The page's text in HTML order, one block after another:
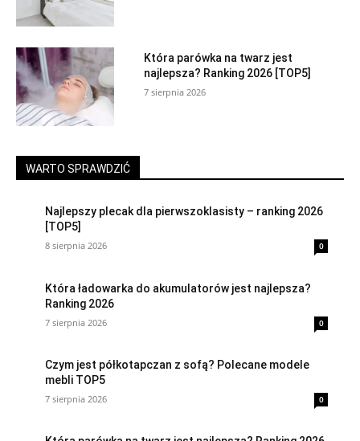
Która parówka na twarz jest
najlepsza? Ranking 2026 [TOP5]
7 sierpnia 2026
WARTO SPRAWDZIĆ
Najlepszy plecak dla pierwszoklasisty – ranking 2026
[TOP5]
8 sierpnia 2026 0
Która ładowarka do akumulatorów jest najlepsza?
Ranking 2026
7 sierpnia 2026 0
Czym jest półkotapczan z sofą? Polecane modele
mebli TOP5
7 sierpnia 2026 0